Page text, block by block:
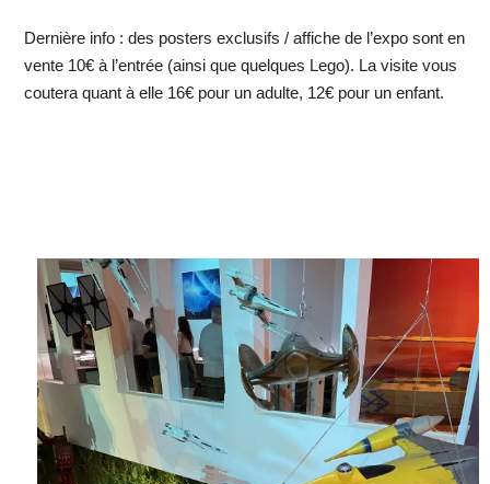
Dernière info : des posters exclusifs / affiche de l’expo sont en
vente 10€ à l’entrée (ainsi que quelques Lego). La visite vous
coutera quant à elle 16€ pour un adulte, 12€ pour un enfant.